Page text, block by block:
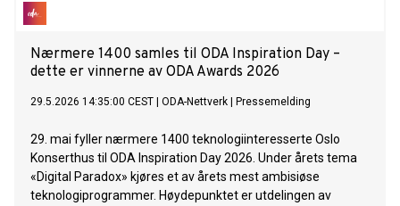
Nærmere 1400 samles til ODA Inspiration Day –
dette er vinnerne av ODA Awards 2026
29.5.2026 14:35:00 CEST ODA-Nettverk Pressemelding
29. mai fyller nærmere 1400 teknologiinteresserte Oslo
Konserthus til ODA Inspiration Day 2026. Under årets tema
«Digital Paradox» kjøres et av årets mest ambisiøse
teknologiprogrammer. Høydepunktet er utdelingen av